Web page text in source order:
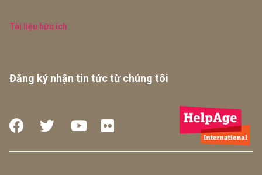
Tài liệu hữu ích
Đăng ký nhận tin tức từ chúng tôi